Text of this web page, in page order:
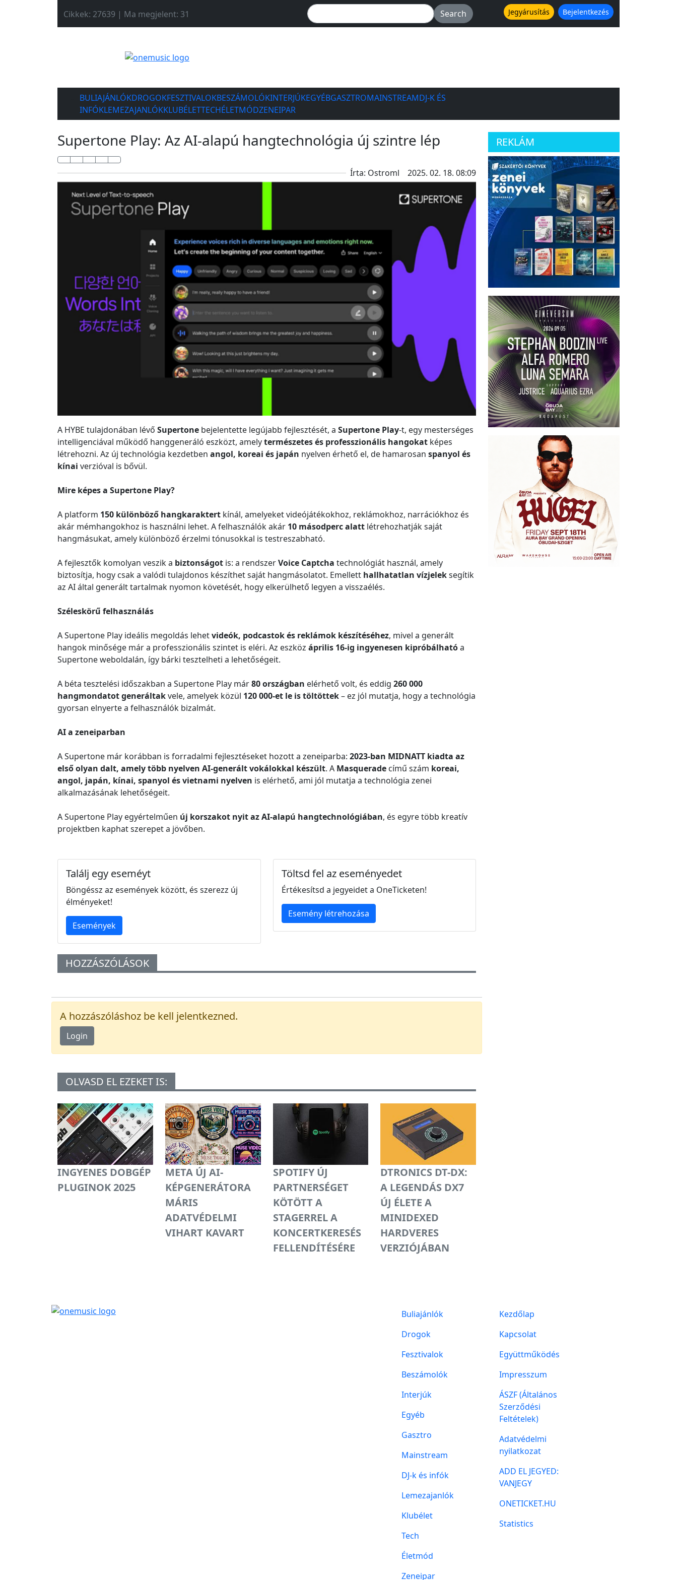
Cikkek: 27639 | Ma megjelent: 31 Jegyárusítás Bejelentkezés
BULIAJÁNLÓKDROGOKFESZTIVALOKBESZÁMOLÓKINTERJÚKEGYÉBGASZTROMAINSTREAMDJ-K ÉS
INFÓKLEMEZAJANLÓKKLUBÉLETTECHÉLETMÓDZENEIPAR
Supertone Play: Az AI-alapú hangtechnológia új szintre lép
Írta: Ostroml 2025. 02. 18. 08:09
A HYBE tulajdonában lévő Supertone bejelentette legújabb fejlesztését, a Supertone Play-t, egy mesterséges
intelligenciával működő hanggeneráló eszközt, amelytermészetes és professzionális hangokat képes
létrehozni. Az új technológia kezdetben angol, koreai és japán nyelven érhető el, de hamarosan spanyol és
kínai verzióval is bővül.
Mire képes a Supertone Play?
A platform 150 különböző hangkaraktert kínál, amelyeket videójátékokhoz, reklámokhoz, narrációkhoz és
akár mémhangokhoz is használni lehet. A felhasználók akár 10 másodperc alatt létrehozhatják saját
hangmásukat, amely különböző érzelmi tónusokkal is testreszabható.
A fejlesztők komolyan veszik a biztonságot is: a rendszerVoice Captcha technológiát használ, amely
biztosítja, hogy csak a valódi tulajdonos készíthet saját hangmásolatot. Emellett hallhatatlan vízjeleksegítik
az AI által generált tartalmak nyomon követését, hogy elkerülhető legyen a visszaélés.
Széleskörű felhasználás
A Supertone Play ideális megoldás lehetvideók, podcastok és reklámok készítéséhez, mivel a generált
hangok minősége már a professzionális szintet is eléri. Az eszköz április 16-ig ingyenesen kipróbálhatóa
Supertone weboldalán, így bárki tesztelheti a lehetőségeit.
A béta tesztelési időszakban a Supertone Play már80 országban elérhető volt, és eddig 260 000
hangmondatot generáltakvele, amelyek közül 120 000-et le is töltöttek– ez jól mutatja, hogy a technológia
gyorsan elnyerte a felhasználók bizalmát.
AI a zeneiparban
A Supertone már korábban is forradalmi fejlesztéseket hozott a zeneiparba: 2023-ban MIDNATT kiadta az
első olyan dalt, amely több nyelven AI-generált vokálokkal készült. A Masquerade című szám koreai,
angol, japán, kínai, spanyol és vietnami nyelven is elérhető, ami jól mutatja a technológia zenei
alkalmazásának lehetőségeit.
A Supertone Play egyértelműen új korszakot nyit az AI-alapú hangtechnológiában, és egyre több kreatív
projektben kaphat szerepet a jövőben.
Találj egy eseméyt
Böngéssz az események között, és szerezz új
élményeket!
Események
Töltsd fel az eseményedet
Értékesítsd a jegyeidet a OneTicketen!
Esemény létrehozása
HOZZÁSZÓLÁSOK
A hozzászóláshoz be kell jelentkezned.
Login
OLVASD EL EZEKET IS:
INGYENES DOBGÉP
PLUGINOK 2025
META ÚJ AI-
KÉPGENERÁTORA
MÁRIS
ADATVÉDELMI
VIHART KAVART
SPOTIFY ÚJ
PARTNERSÉGET
KÖTÖTT A
STAGERREL A
KONCERTKERESÉS
FELLENDÍTÉSÉRE
DTRONICS DT-DX:
A LEGENDÁS DX7
ÚJ ÉLETE A
MINIDEXED
HARDVERES
VERZIÓJÁBAN
REKLÁM
Buliajánlók
Drogok
Fesztivalok
Beszámolók
Interjúk
Egyéb
Gasztro
Mainstream
DJ-k és infók
Lemezajanlók
Klubélet
Tech
Életmód
Zeneipar
Kezdőlap
Kapcsolat
Együttműködés
Impresszum
ÁSZF (Általános
Szerződési
Feltételek)
Adatvédelmi
nyilatkozat
ADD EL JEGYED:
VANJEGY
ONETICKET.HU
Statistics